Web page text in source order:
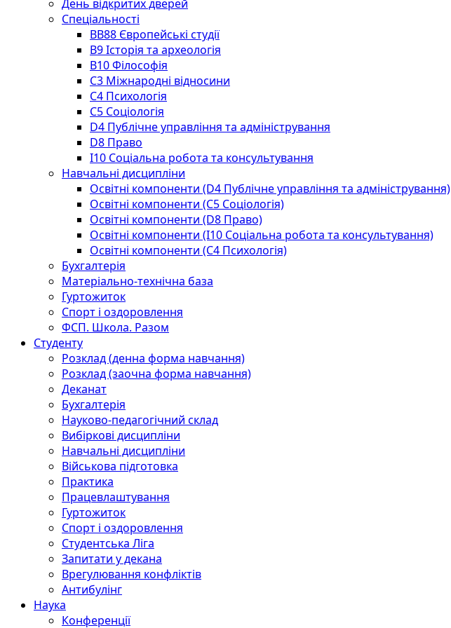
День відкритих дверей
Спеціальності
BВ88 Європейські студії
B9 Історія та археологія
B10 Філософія
C3 Міжнародні відносини
C4 Психологія
С5 Соціологія
D4 Публічне управління та адміністрування
D8 Право
I10 Соціальна робота та консультування
Навчальні дисципліни
Освітні компоненти (D4 Публічне управління та адміністрування)
Освітні компоненти (С5 Соціологія)
Освітні компоненти (D8 Право)
Освітні компоненти (I10 Соціальна робота та консультування)
Освітні компоненти (С4 Психологія)
Бухгалтерія
Матеріально-технічна база
Гуртожиток
Спорт і оздоровлення
ФСП. Школа. Разом
Студенту
Розклад (денна форма навчання)
Розклад (заочна форма навчання)
Деканат
Бухгалтерія
Науково-педагогічний склад
Вибіркові дисципліни
Навчальні дисципліни
Військова підготовка
Практика
Працевлаштування
Гуртожиток
Спорт і оздоровлення
Студентська Ліга
Запитати у декана
Врегулювання конфліктів
Антибулінг
Наука
Конференції